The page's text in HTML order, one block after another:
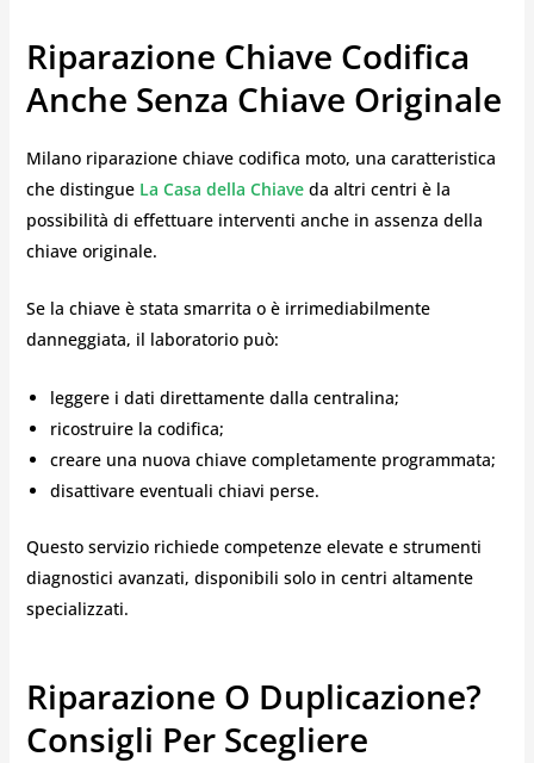
Riparazione Chiave Codifica
Anche Senza Chiave Originale
Milano riparazione chiave codifica moto, una caratteristica
che distingue La Casa della Chiaveda altri centri è la
possibilità di effettuare interventi anche in assenza della
chiave originale.
Se la chiave è stata smarrita o è irrimediabilmente
danneggiata, il laboratorio può:
leggere i dati direttamente dalla centralina;
ricostruire la codifica;
creare una nuova chiave completamente programmata;
disattivare eventuali chiavi perse.
Questo servizio richiede competenze elevate e strumenti
diagnostici avanzati, disponibili solo in centri altamente
specializzati.
Riparazione O Duplicazione?
Consigli Per Scegliere